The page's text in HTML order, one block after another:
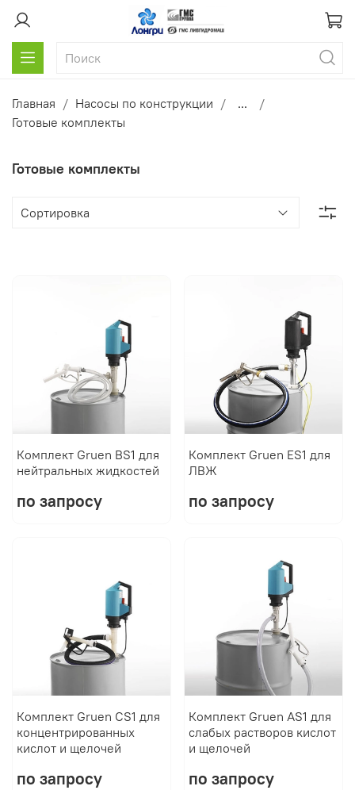
Главная Насосы по конструкции
...
Готовые комплекты
Готовые комплекты
Комплект Gruen BS1 для
нейтральных жидкостей
по запросу
Комплект Gruen ES1 для
ЛВЖ
по запросу
Комплект Gruen CS1 для
концентрированных
кислот и щелочей
по запросу
Комплект Gruen AS1 для
слабых растворов кислот
и щелочей
по запросу